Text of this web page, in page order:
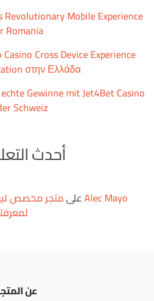
Revolutionary Mobile Experience
Romania
Cross Device Experience
στην Ελλάδα
Gewinne mit Jet4Bet Casino
Schweiz
أحدث
Alec Mayoعلىمتجر مخصص
عن